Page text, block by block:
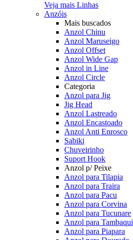
Veja mais Linhas
Anzóis
Mais buscados
Anzol Chinu
Anzol Maruseigo
Anzol Offset
Anzol Wide Gap
Anzol in Line
Anzol Circle
Categoria
Anzol para Jig
Jig Head
Anzol Lastreado
Anzol Encastoado
Anzol Anti Enrosco
Sabiki
Chuveirinho
Suport Hook
Anzol p/ Peixe
Anzol para Tilapia
Anzol para Traira
Anzol para Pacu
Anzol para Corvina
Anzol para Tucunare
Anzol para Tambaqui
Anzol para Piapara